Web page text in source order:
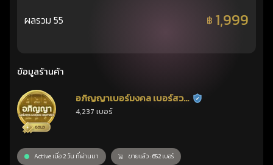
ผลรวม 55 ฿ 1,999
ข้อมูลร้านค้า
อภิญญาเบอร์มงคล เบอร์สวย
เลขศาสตร์
ร้านยืนยันแล้ว
4,237 เบอร์
Active เมื่อ 2 วัน ที่ผ่านมา ขายแล้ว : 652 เบอร์